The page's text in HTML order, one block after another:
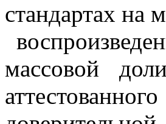
стандартах на
массовой